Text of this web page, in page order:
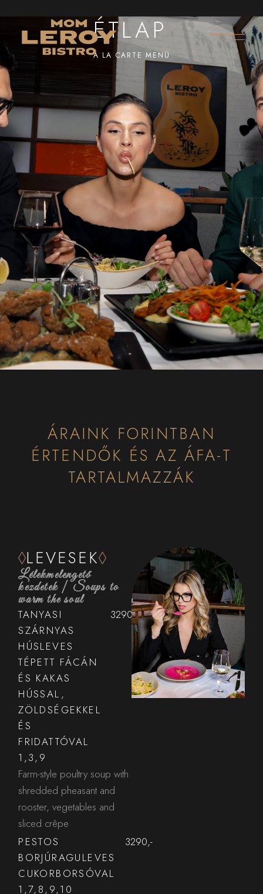
ÉTLAP
À LA CARTE MENÜ
ÁRAINK FORINTBAN
ÉRTENDŐK ÉS AZ ÁFA-T
TARTALMAZZÁK
LEVESEK
Lélekmelengető
kezdetek | Soups to
warm the soul
TANYASI
SZÁRNYAS
HÚSLEVES
TÉPETT FÁCÁN
ÉS KAKAS
HÚSSAL,
ZÖLDSÉGEKKEL
ÉS
FRIDATTÓVAL
1,3,9
3290,-
Farm-style poultry soup with
shredded pheasant and
rooster, vegetables and
sliced crêpe
PESTOS
BORJÚRAGULEVES
CUKORBORSÓVAL
1,7,8,9,10
3290,-